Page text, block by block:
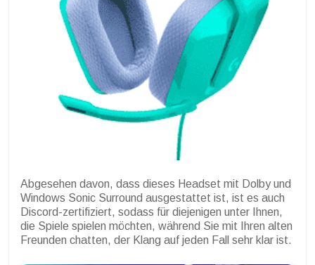
Abgesehen davon, dass dieses Headset mit Dolby und
Windows Sonic Surround ausgestattet ist, ist es auch
Discord-zertifiziert, sodass für diejenigen unter Ihnen,
die Spiele spielen möchten, während Sie mit Ihren alten
Freunden chatten, der Klang auf jeden Fall sehr klar ist.